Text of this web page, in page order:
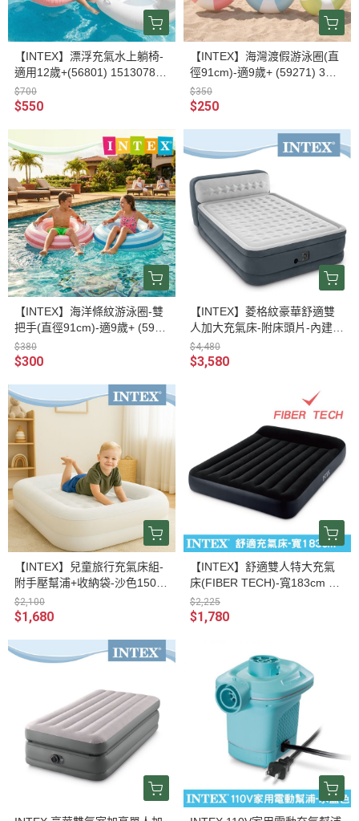
【INTEX】漂浮充氣水上躺椅-
適用12歲+(56801) 15130781/
2/3-3色可選
$700
$550
【INTEX】海灣渡假游泳圈(直
徑91cm)-適9歲+ (59271) 3色
可選15130791/2/3
$350
$250
【INTEX】海洋條紋游泳圈-雙
把手(直徑91cm)-適9歲+ (5925
6) 2色可選15130801/2
$380
$300
【INTEX】菱格紋豪華舒適雙
人加大充氣床-附床頭片-內建電
動幫浦(64447) 15020530
$4,480
$3,580
【INTEX】兒童旅行充氣床組-
附手壓幫浦+收納袋-沙色15010
017 (66811)
$2,100
$1,680
【INTEX】舒適雙人特大充氣
床(FIBER TECH)-寬183cm 15
010111(64144)
$2,225
$1,780